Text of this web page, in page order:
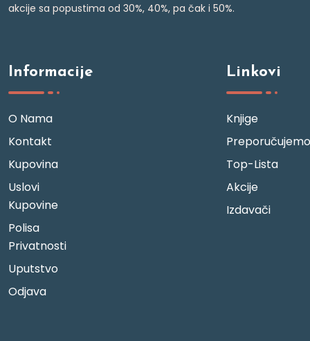
akcije sa popustima od 30%, 40%, pa čak i 50%.
Informacije
O Nama
Kontakt
Kupovina
Uslovi
Kupovine
Polisa
Privatnosti
Uputstvo
Odjava
Linkovi
Knjige
Preporučujemo
Top-Lista
Akcije
Izdavači